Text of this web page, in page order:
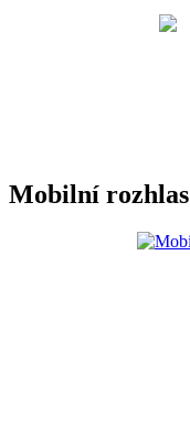
Mobilní rozhlas